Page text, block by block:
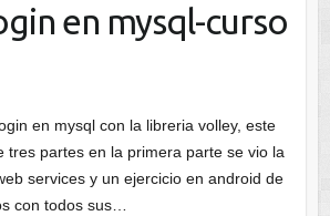
en mysql-curso
en mysql con la libreria volley, este
tres partes en la primera parte se vio la
services y un ejercicio en android de
con todos sus…